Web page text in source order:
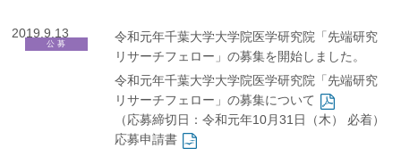
2019.9.13
公 募
令和元年千葉大学大学院医学研究院「先端研究
リサーチフェロー」の募集を開始しました。
令和元年千葉大学大学院医学研究院「先端研究
リサーチフェロー」の募集について
（応募締切日：令和元年10月31日（木） 必着）
応募申請書